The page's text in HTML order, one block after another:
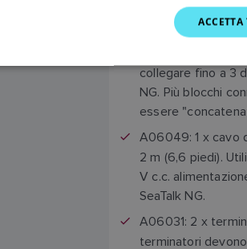
0,4 m (1,3 piedi)
A06064: 1 x
collegare fino a 3
NG. Più blocchi
essere
A06049: 1 x cavo
2 m (6,6 piedi).
V c.c.
SeaTalk NG.
A06031: 2 x
terminatori
ACCETTA